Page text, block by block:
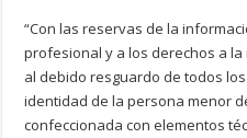
“Con las reservas de la
profesional y a los derechos a
al debido resguardo de todos
identidad de la persona menor
confeccionada con elementos